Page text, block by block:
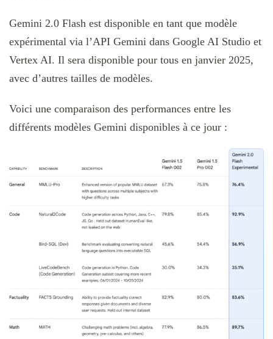
Gemini 2.0 Flash est disponible en tant que modèle
expérimental via l’API Gemini dans Google AI Studio et
Vertex AI. Il sera disponible pour tous en janvier 2025,
avec d’autres tailles de modèles.
Voici une comparaison des performances entre les
différents modèles Gemini disponibles à ce jour :